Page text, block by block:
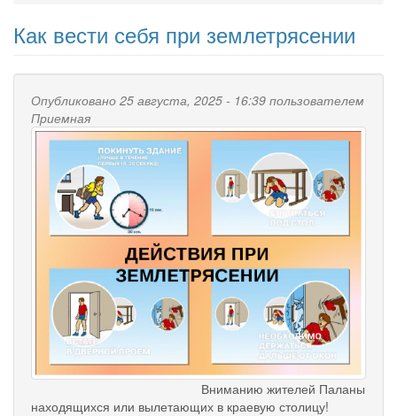
Как вести себя при землетрясении
Опубликовано 25 августа, 2025 - 16:39 пользователем
Приемная
Вниманию жителей Паланы
находящихся или вылетающих в краевую столицу!